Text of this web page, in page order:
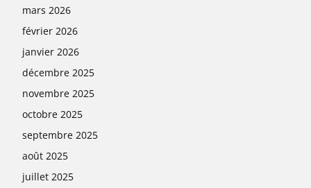
mars 2026
février 2026
janvier 2026
décembre 2025
novembre 2025
octobre 2025
septembre 2025
août 2025
juillet 2025